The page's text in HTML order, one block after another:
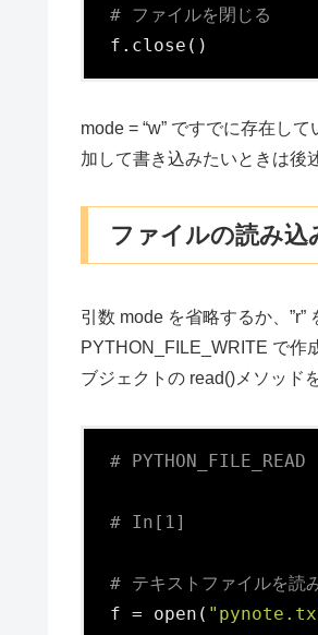
# ファイルを閉じる
f.close()
mode = “w” ですでに存在し
加して書き込みたいときは後
ファイルの読み込
引数 mode を省略するか、
PYTHON_FILE_WRITE で作
ブジェクトの read()メソッド
# PYTHON_FILE_READ
# In[1]
# テキストファイルを読
f = open(